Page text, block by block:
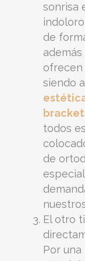
sonrisa
de
ofrecen
siendo
todos
de
El otro
Por